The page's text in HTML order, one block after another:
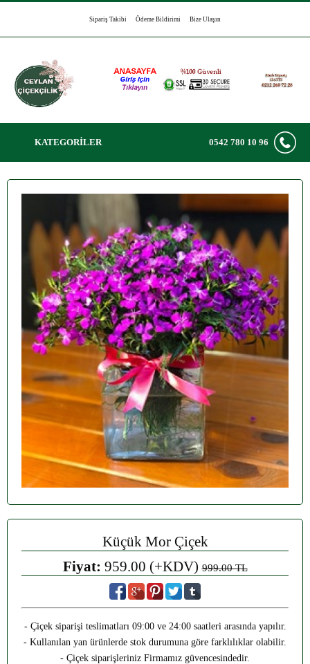
Sipariş Takibi Ödeme Bildirimi Bize Ulaşın
KATEGORİLER 0542 780 10 96
Küçük Mor Çiçek
Fiyat: 959.00 (+KDV)999.00 TL
- Çiçek siparişi teslimatları 09:00 ve 24:00 saatleri arasında yapılır.
- Kullanılan yan ürünlerde stok durumuna göre farklılıklar olabilir.
- Çiçek siparişleriniz Firmamız güvencesindedir.